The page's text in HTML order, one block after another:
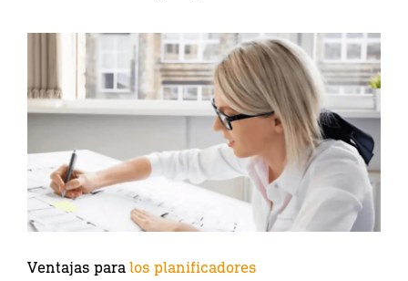
Ventajas paralos planificadores